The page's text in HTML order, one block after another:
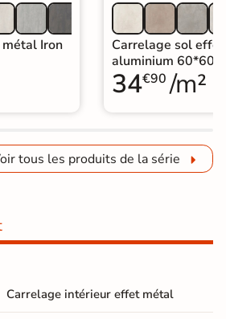
Iron
Carrelage sol
aluminium 60*60
34€90 /m²
tous les produits de la série
Carrelage intérieur effet métal